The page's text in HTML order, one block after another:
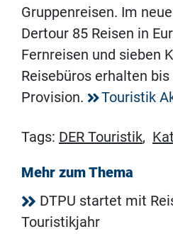
Gruppenreisen. Im
Dertour 85 Reisen in
Fernreisen und sieben
Reisebüros erhalten
Provision.
Touristik
Tags: DER Touristik,
Mehr zum Thema
DTPU startet mit
Touristikjahr